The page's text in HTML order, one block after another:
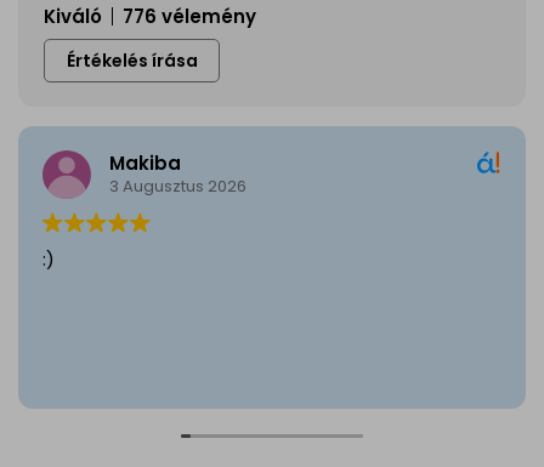
Kiváló
776 vélemény
Értékelés írása
Makiba
3 Augusztus 2026
:)